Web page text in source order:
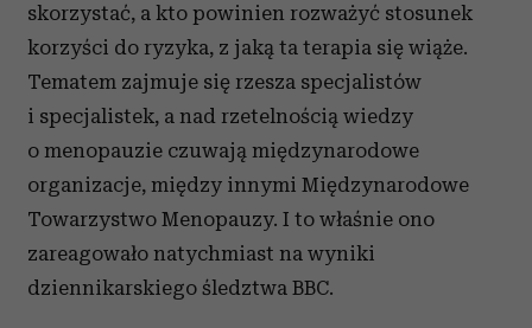
skorzystać, a kto powinien rozważyć stosunek
korzyści do ryzyka, z jaką ta terapia się wiąże.
Tematem zajmuje się rzesza specjalistów
i specjalistek, a nad rzetelnością wiedzy
o menopauzie czuwają międzynarodowe
organizacje, między innymi Międzynarodowe
Towarzystwo Menopauzy. I to właśnie ono
zareagowało natychmiast na wyniki
dziennikarskiego śledztwa BBC.